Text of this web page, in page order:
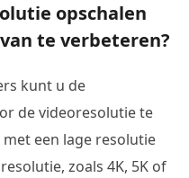
opschalen
te verbeteren?
kunt u de
de videoresolutie te
een lage resolutie
zoals 4K, 5K of